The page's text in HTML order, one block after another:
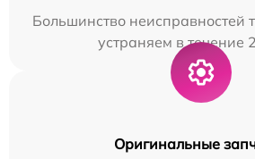
Большинство неисправностей
устраняем в течение
Оригинальные